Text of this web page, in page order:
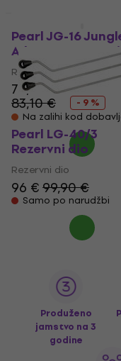
Pearl JG-16
Adapter
Rezervni dio
75,70 €
83,10 €
- 9 %
Na zalihi kod
Pearl LG-40/3
Rezervni dio
Rezervni dio
96 €99,90 €
Samo po narudžbi
Produženo
jamstvo na 3
godine